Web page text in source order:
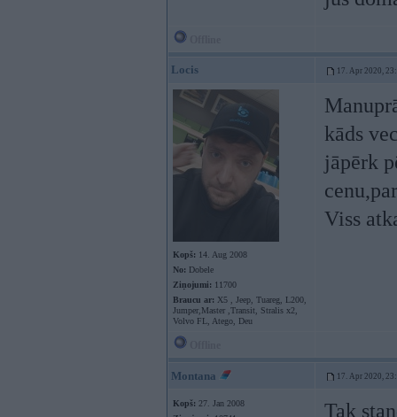
Locis 17. Apr 2020,
Kopš: 14. Aug 2008
No: Dobele
Ziņojumi: 11700
Braucu ar: X5 , Jeep, Tuareg, L200,
Jumper,Master ,Transit, Stralis x2,
Volvo FL, Atego, Deu
kāds
jāpērk
Viss
Montana 17. Apr 2020,
Kopš: 27. Jan 2008
Tak